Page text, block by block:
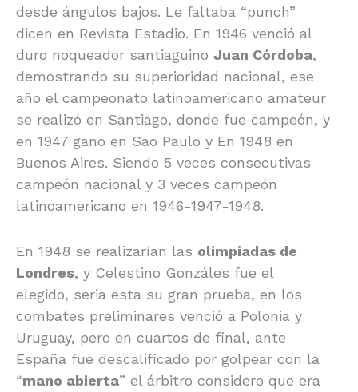
desde ángulos bajos. Le faltaba “punch”
dicen en Revista Estadio. En 1946 venció al
duro noqueador santiaguino Juan Córdoba,
demostrando su superioridad nacional, ese
año el campeonato latinoamericano amateur
se realizó en Santiago, donde fue campeón, y
en 1947 gano en Sao Paulo y En 1948 en
Buenos Aires. Siendo 5 veces consecutivas
campeón nacional y 3 veces campeón
latinoamericano en 1946-1947-1948.
En 1948 se realizarían las olimpiadas de
Londres, y Celestino Gonzáles fue el
elegido, seria esta su gran prueba, en los
combates preliminares venció a Polonia y
Uruguay, pero en cuartos de final, ante
España fue descalificado por golpear con la
“mano abierta” el árbitro considero que era